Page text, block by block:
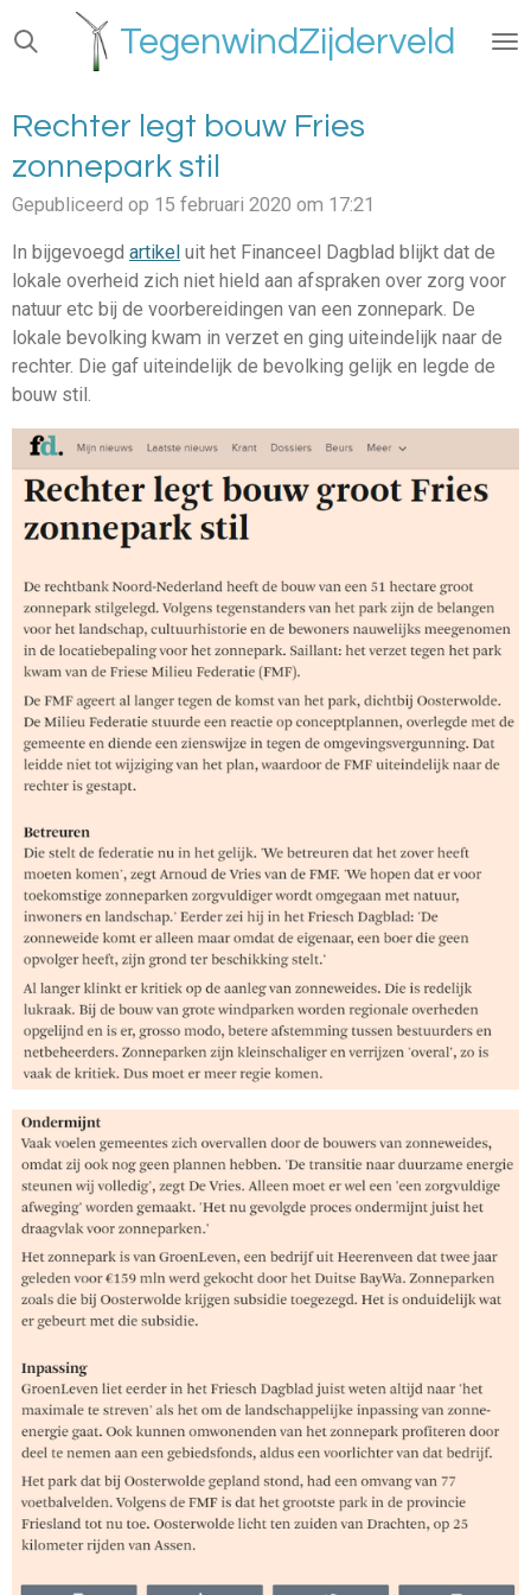
Ga
direct
de
hoofdinhoud
TegenwindZijderveld
Rechter legt bouw Fries
zonnepark stil
Gepubliceerd op 15 februari 2020 om 17:21
In bijgevoegd artikel uit het Financeel Dagblad blijkt dat de
lokale overheid zich niet hield aan afspraken over zorg voor
natuur etc bij de voorbereidingen van een zonnepark. De
lokale bevolking kwam in verzet en ging uiteindelijk naar de
rechter. Die gaf uiteindelijk de bevolking gelijk en legde de
bouw stil.